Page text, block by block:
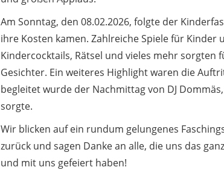
Am Sonntag, den 08.02.2026, folgte der
ihre Kosten kamen. Zahlreiche Spiele für Kinder
Kindercocktails, Rätsel und vieles mehr sorgten
Gesichter. Ein weiteres Highlight waren die
begleitet wurde der Nachmittag von DJ
sorgte.
Wir blicken auf ein rundum gelungenes
zurück und sagen Danke an alle, die uns das
und mit uns gefeiert haben!